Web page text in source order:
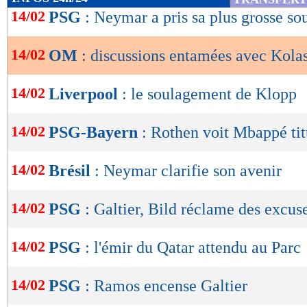
de
OK
14/02 PSG : Neymar a pris sa plus grosse
14/02 OM : discussions entamées avec
14/02 Liverpool : le soulagement de Klopp
14/02 PSG-Bayern : Rothen voit Mbappé
14/02 Brésil : Neymar clarifie son avenir
14/02 PSG : Galtier, Bild réclame des
14/02 PSG : l'émir du Qatar attendu au Parc
14/02 PSG : Ramos encense Galtier